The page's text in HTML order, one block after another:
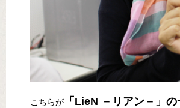
こちらが 「LieN －リアン－」